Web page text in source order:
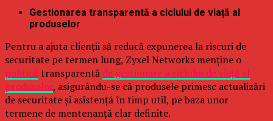
Gestionarea transparentă a ciclului de viață al
produselor
Pentru a ajuta clienții să reducă expunerea la riscuri de
securitate pe termen lung, Zyxel Networks menține o
politică transparentă de gestionare a ciclului de viață al
produselor, asigurându-se că produsele primesc actualizări
de securitate și asistență în timp util, pe baza unor
termene de mentenanță clar definite.